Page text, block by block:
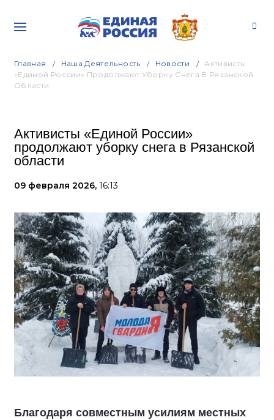
Главная Наша Деятельность Новости
Активисты
«Единой России» Продолжают Уборку Снега В Рязанской
Области
Активисты «Единой России»
продолжают уборку снега в Рязанской
области
09 февраля 2026, 16:13
Благодаря совместным усилиям местных